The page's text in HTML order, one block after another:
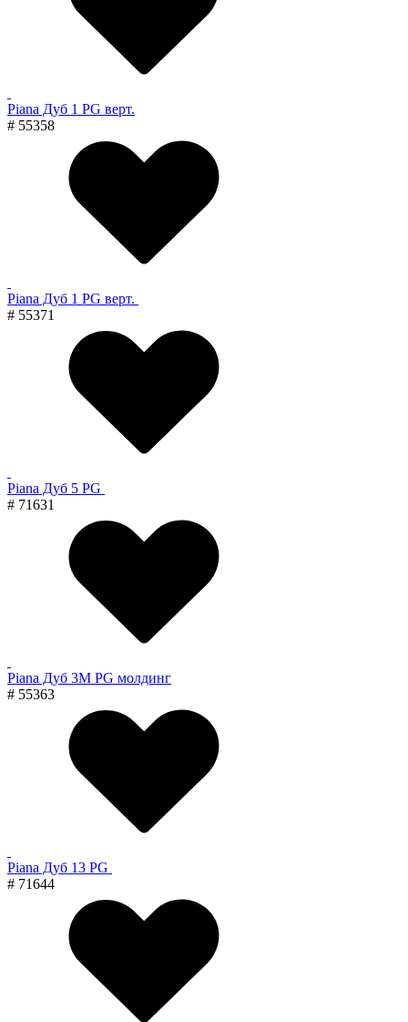
Piana Дуб 1 PG верт.
# 55358
Piana Дуб 1 PG верт.
# 55371
Piana Дуб 5 PG
# 71631
Piana Дуб 3M PG молдинг
# 55363
Piana Дуб 13 PG
# 71644